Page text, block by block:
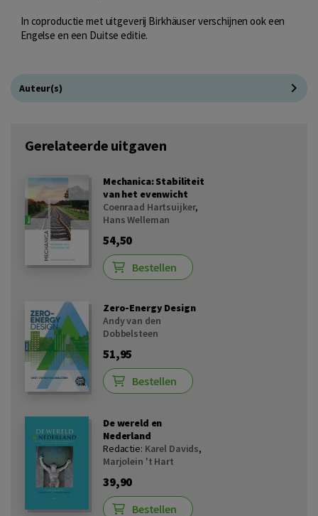
In coproductie met uitgeverij Birkhäuser verschijnen ook een
Engelse en een Duitse editie.
Auteur(s)
Gerelateerde uitgaven
Mechanica: Stabiliteit
van het evenwicht
Coenraad Hartsuijker,
Hans Welleman
54,50
Bestellen
Zero-Energy Design
Andy van den
Dobbelsteen
51,95
Bestellen
De wereld en
Nederland
Redactie: Karel Davids,
Marjolein 't Hart
39,90
Bestellen